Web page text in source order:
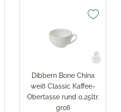
Dibbern Bone China
weiß Classic Kaffee-
Obertasse rund 0,25ltr.
groß